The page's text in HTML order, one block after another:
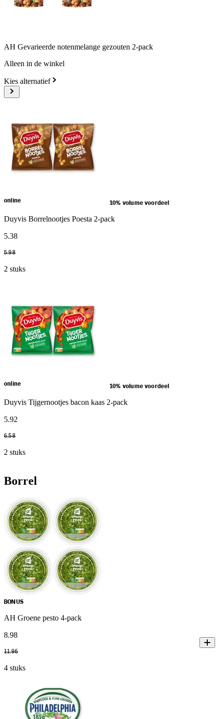
AH Gevarieerde notenmelange gezouten 2-pack
Alleen in de winkel
Kies alternatief
online 10% volume voordeel
Duyvis Borrelnootjes Poesta 2-pack
5.38
5.98
2 stuks
online 10% volume voordeel
Duyvis Tijgernootjes bacon kaas 2-pack
5.92
6.58
2 stuks
Borrel
BONUS
AH Groene pesto 4-pack
8.98
11.96
4 stuks